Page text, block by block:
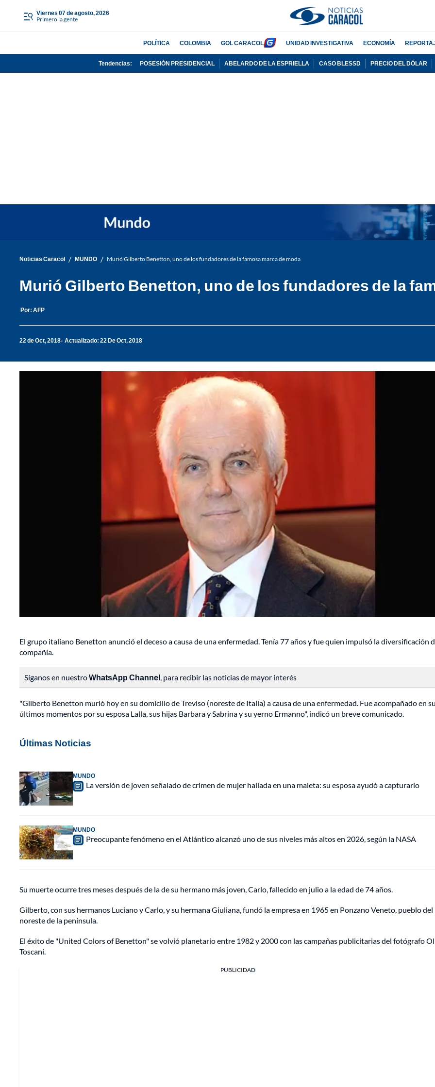
viernes 07 de agosto, 2026
Primero la gente
POLÍTICA COLOMBIA GOL CARACOL UNIDAD INVESTIGATIVA ECONOMÍA
Tendencias: POSESIÓN PRESIDENCIAL ABELARDO DE LA ESPRIELLA CASO BLESSD PRECIO DEL DÓLAR
Noticias Caracol / MUNDO / Murió Gilberto Benetton, uno de los fundadores de la famosa marca de moda
Murió Gilberto Benetton, uno de los fundadores de la
Por: AFP
22 de Oct, 2018 Actualizado: 22 De Oct, 2018
El grupo italiano Benetton anunció el deceso a causa de una enfermedad. Tenía 77 años y fue quien impulsó la diversificación
compañía.
Síganos en nuestroWhatsApp Channel, para recibir las noticias de mayor interés
"Gilberto Benetton murió hoy en su domicilio de Treviso (noreste de Italia) a causa de una enfermedad. Fue acompañado en
últimos momentos por su esposa Lalla, sus hijas Barbara y Sabrina y su yerno Ermanno", indicó un breve comunicado.
Últimas Noticias
MUNDO
La versión de joven señalado de crimen de mujer hallada en una maleta: su esposa ayudó a capturarlo
MUNDO
Preocupante fenómeno en el Atlántico alcanzó uno de sus niveles más altos en 2026, según la NASA
Su muerte ocurre tres meses después de la de su hermano más joven, Carlo, fallecido en julio a la edad de 74 años.
Gilberto, con sus hermanos Luciano y Carlo, y su hermana Giuliana, fundó la empresa en 1965 en Ponzano Veneto, pueblo del
noreste de la península.
El éxito de "United Colors of Benetton" se volvió planetario entre 1982 y 2000 con las campañas publicitarias del fotógrafo
Toscani.
PUBLICIDAD